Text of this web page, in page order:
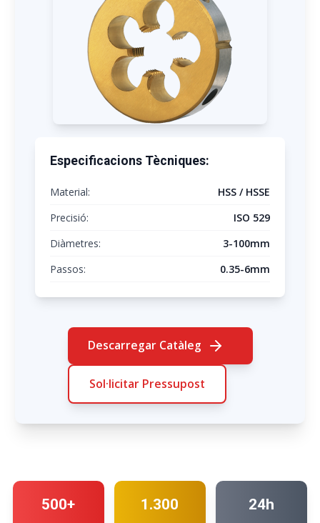
Especificacions Tècniques:
Material:
HSS / HSSE
Precisió:
ISO 529
Diàmetres:
3-100mm
Passos:
0.35-6mm
Descarregar Catàleg
Sol·licitar Pressupost
500+ 1.300 24h